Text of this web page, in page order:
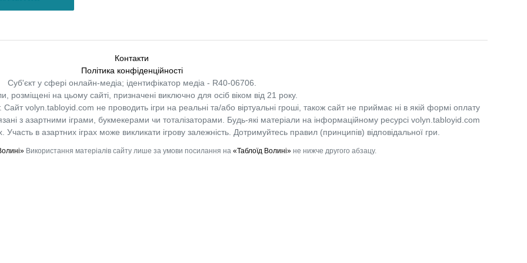
Контакти
Політика конфіденційності
Суб'єкт у сфері онлайн-медіа; ідентифікатор медіа - R40-06706.
розміщені на цьому сайті, призначені виключно для осіб віком від 21 року.
Сайт volyn.tabloyid.com не проводить ігри на реальні та/або віртуальні гроші, також сайт не приймає ні в якій формі оплату
з азартними іграми, букмекерами чи тоталізаторами. Будь-які матеріали на інформаційному ресурсі volyn.tabloyid.com
в азартних іграх може викликати ігрову залежність. Дотримуйтесь правил (принципів) відповідальної гри.
Використання матеріалів сайту лише за умови посилання на «Таблоїд Волині» не нижче другого абзацу.